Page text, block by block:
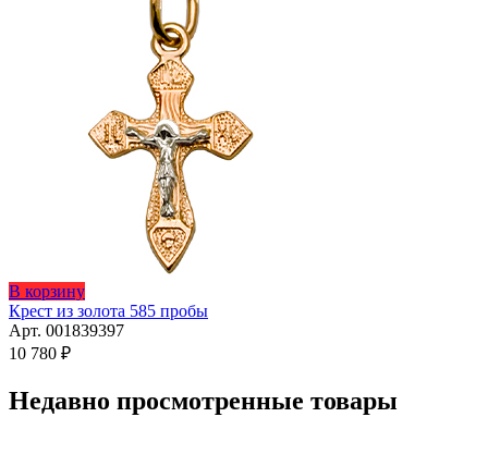
В корзину
Крест из золота 585 пробы
Арт. 001839397
10 780 ₽
Недавно просмотренные товары